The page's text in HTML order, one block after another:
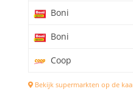
Boni
Boni
Coop
Bekijk supermarkten op de